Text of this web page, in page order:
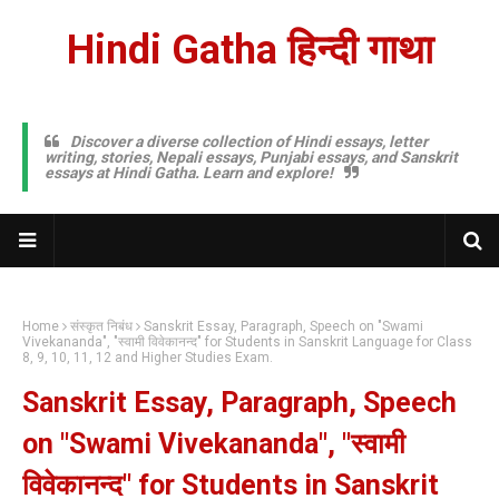
Hindi Gatha हिन्दी गाथा
Discover a diverse collection of Hindi essays, letter
writing, stories, Nepali essays, Punjabi essays, and Sanskrit
essays at Hindi Gatha. Learn and explore!
Home संस्कृत निबंध
Sanskrit Essay, Paragraph, Speech on "Swami
Vivekananda", "स्वामी विवेकानन्द" for Students in Sanskrit Language for Class
8, 9, 10, 11, 12 and Higher Studies Exam.
Sanskrit Essay, Paragraph, Speech
on "Swami Vivekananda", "स्वामी
विवेकानन्द" for Students in Sanskrit